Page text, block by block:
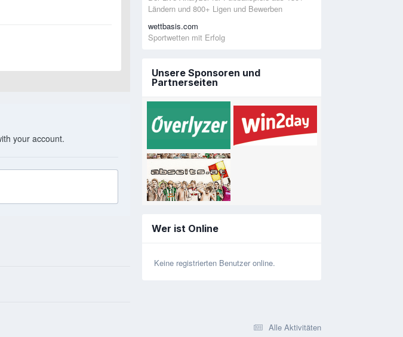
your account.
Ländern und 800+ Ligen und Bewerben
wettbasis.com
Sportwetten mit Erfolg
Unsere Sponsoren und
Partnerseiten
Wer ist Online
Keine registrierten Benutzer online.
Alle Aktivitäten